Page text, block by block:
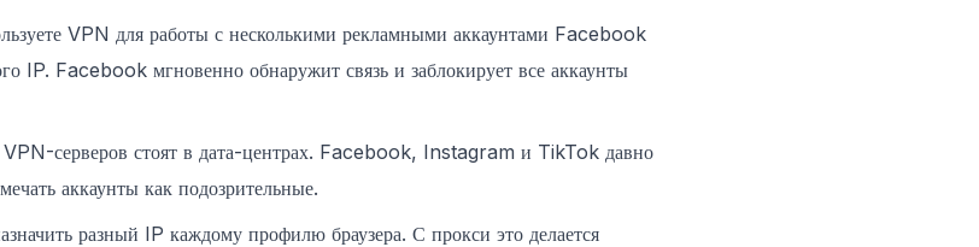
VPN для работы с несколькими рекламными аккаунтами Facebook
IP. Facebook мгновенно обнаружит связь и заблокирует все аккаунты
серверов стоят в дата-центрах. Facebook, Instagram и TikTok давно
аккаунты как подозрительные.
разный IP каждому профилю браузера. С прокси это делается